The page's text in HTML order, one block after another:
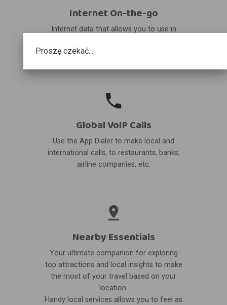
Proszę czekać...
Internet On-the-go
Internet data that allows you to use in
Global VoIP Calls
Use the App Dialer to make local and
international calls, to restaurants, banks,
airline companies, etc.
Nearby Essentials
Your ultimate companion for exploring
top attractions and local insights to make
the most of your travel based on your
location.
Handy local services allows you to feel as